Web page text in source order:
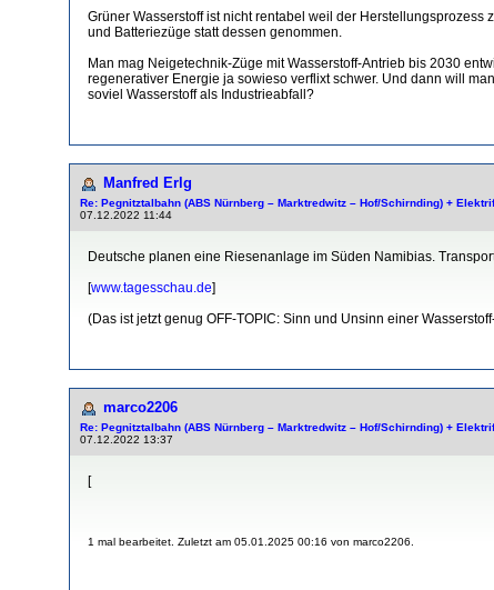
Grüner Wasserstoff ist nicht rentabel weil der
und Batteriezüge statt dessen genommen.
Man mag Neigetechnik-Züge mit Wasserstoff-Antrieb bis 2030
regenerativer Energie ja sowieso verflixt schwer. Und dann will
soviel Wasserstoff als Industrieabfall?
Manfred Erlg
Re: Pegnitztalbahn (ABS Nürnberg – Marktredwitz – Hof/Schirnding) +
07.12.2022 11:44
Deutsche planen eine Riesenanlage im Süden Namibias.
[www.tagesschau.de]
(Das ist jetzt genug OFF-TOPIC: Sinn und Unsinn einer
marco2206
Re: Pegnitztalbahn (ABS Nürnberg – Marktredwitz – Hof/Schirnding) +
07.12.2022 13:37
[
1 mal bearbeitet. Zuletzt am 05.01.2025 00:16 von marco2206.